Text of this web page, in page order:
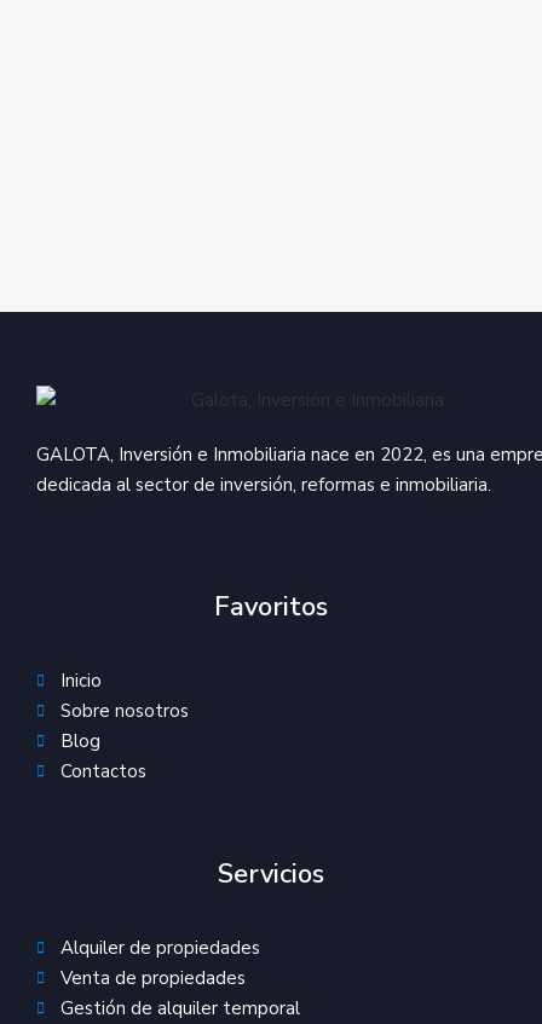
GALOTA, Inversión e Inmobiliaria nace en 2022, es una
dedicada al sector de inversión, reformas e inmobiliaria.
Favoritos
Inicio
Sobre nosotros
Blog
Contactos
Servicios
Alquiler de propiedades
Venta de propiedades
Gestión de alquiler temporal